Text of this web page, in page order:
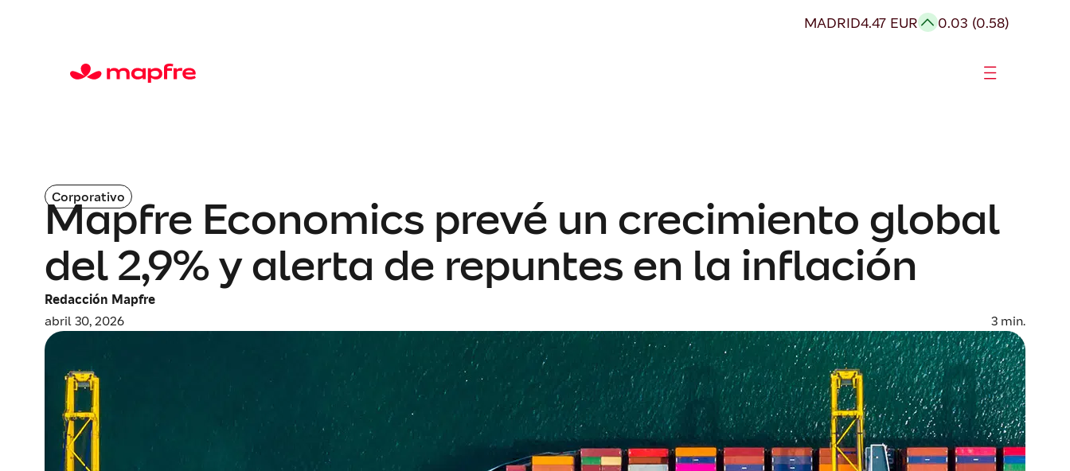
MADRID4.47 EUR 0.03 (0.58)
Corporativo
Mapfre Economics prevé un crecimiento global
del 2,9% y alerta de repuntes en la inflación
Redacción Mapfre
abril 30, 2026
3 min.